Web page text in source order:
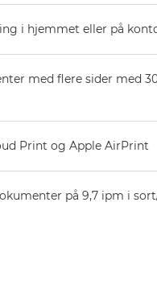
i hjemmet eller på
med flere sider med
Print og Apple AirPrint
på 9,7 ipm i